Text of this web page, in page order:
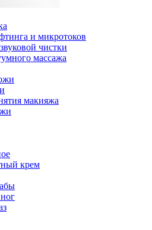
и микротоков
чистки
массажа
макияжа
крем